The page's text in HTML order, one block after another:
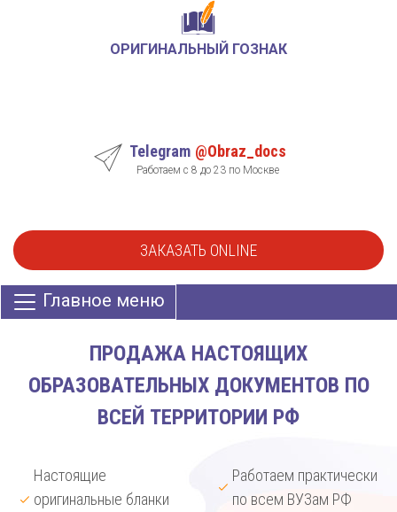
ОРИГИНАЛЬНЫЙ ГОЗНАК
Telegram @Obraz_docs
Работаем с 8 до 23 по Москве
ЗАКАЗАТЬ ONLINE
Главное меню
ПРОДАЖА НАСТОЯЩИХ
ОБРАЗОВАТЕЛЬНЫХ ДОКУМЕНТОВ ПО
ВСЕЙ ТЕРРИТОРИИ РФ
Настоящие
оригинальные бланки
Работаем практически
по всем ВУЗам РФ